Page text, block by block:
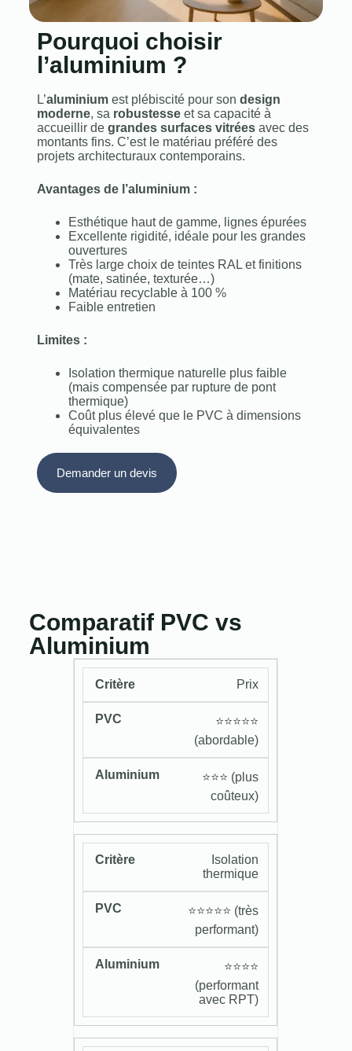
Pourquoi choisir
l’aluminium ?
L’aluminiumest plébiscité pour son design
moderne, sa robustesseet sa capacité à
accueillir de grandes surfaces vitréesavec des
montants fins. C’est le matériau préféré des
projets architecturaux contemporains.
Avantages de l’aluminium :
Esthétique haut de gamme, lignes épurées
Excellente rigidité, idéale pour les grandes
ouvertures
Très large choix de teintes RAL et finitions
(mate, satinée, texturée…)
Matériau recyclable à 100 %
Faible entretien
Limites :
Isolation thermique naturelle plus faible
(mais compensée par rupture de pont
thermique)
Coût plus élevé que le PVC à dimensions
équivalentes
Demander un devis
Comparatif PVC vs
Aluminium
Prix
⭐️⭐️⭐️⭐️⭐️
(abordable)
⭐️⭐️⭐️ (plus
coûteux)
Isolation
thermique
⭐️⭐️⭐️⭐️⭐️ (très
performant)
⭐️⭐️⭐️⭐️
(performant
avec RPT)